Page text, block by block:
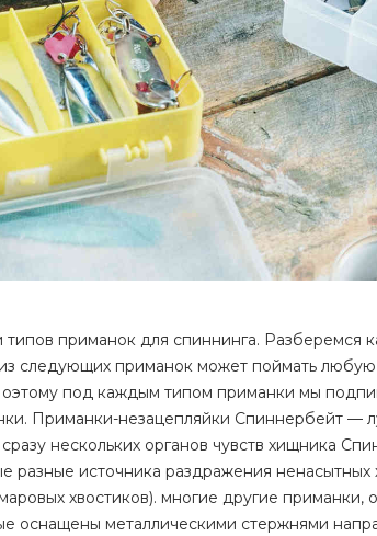
приманок для спиннинга. Разберемся
следующих приманок может поймать
под каждым типом приманки мы
Приманки-незацепляйки Спиннербейт —
нескольких органов чувств хищника
разные источника раздражения
хвостиков). многие другие
оснащены металлическими стержнями